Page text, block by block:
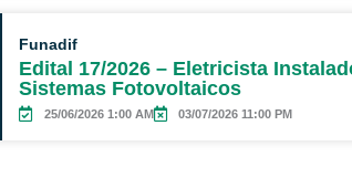
Funadif
Edital 17/2026 – Eletricista
Sistemas Fotovoltaicos
25/06/2026 1:00 AM 03/07/2026 11:00 PM